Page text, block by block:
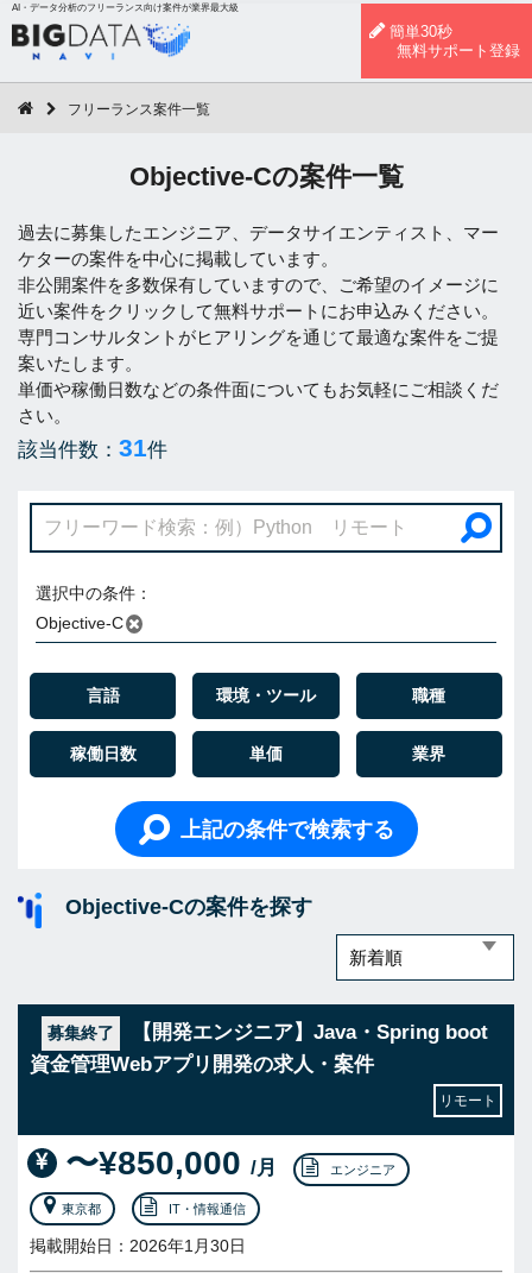
AI・データ分析のフリーランス向け案件が業界最大級
簡単30秒
無料サポート登録
フリーランス案件一覧
Objective-Cの案件一覧
過去に募集したエンジニア、データサイエンティスト、マー
ケターの案件を中心に掲載しています。
非公開案件を多数保有していますので、ご希望のイメージに
近い案件をクリックして無料サポートにお申込みください。
専門コンサルタントがヒアリングを通じて最適な案件をご提
案いたします。
単価や稼働日数などの条件面についてもお気軽にご相談くだ
さい。
該当件数： 31件
選択中の条件：
Objective-C
言語 環境・ツール 職種
稼働日数 単価 業界
上記の条件で検索する
Objective-Cの案件を探す
募集終了
【開発エンジニア】Java・Spring boot
資金管理Webアプリ開発の求人・案件
リモート
〜¥850,000 /月 エンジニア
東京都 IT・情報通信
掲載開始日：2026年1月30日